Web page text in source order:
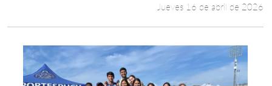
Jueves 16 de abril de 2026